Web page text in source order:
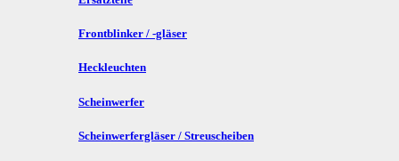
Frontblinker / -gläser
Heckleuchten
Scheinwerfer
Scheinwerfergläser / Streuscheiben